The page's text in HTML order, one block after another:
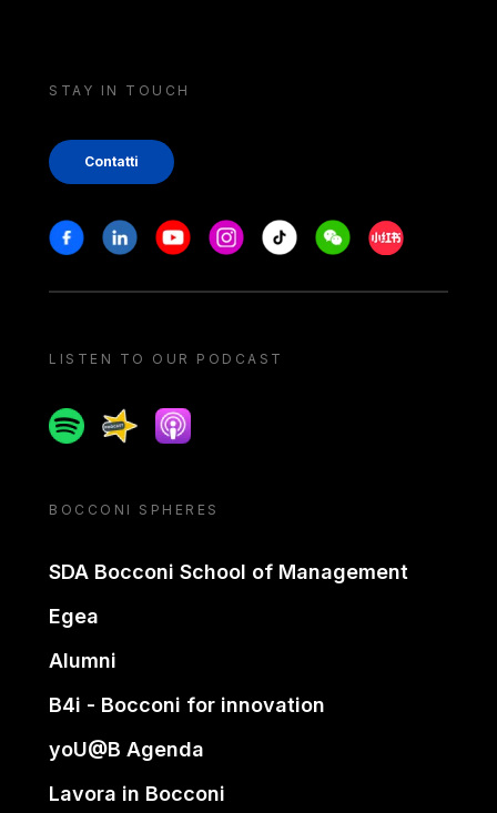
STAY IN TOUCH
Contatti
Stay in touch
FacebookLinkedinYoutubeInstagram
Tiktok WeechatXiaohongshu/
LISTEN TO OUR PODCAST
SpotifySpreakerApple podcast
BOCCONI SPHERES
SDA Bocconi School of Management
Egea
Alumni
B4i - Bocconi for innovation
yoU@B Agenda
Lavora in Bocconi